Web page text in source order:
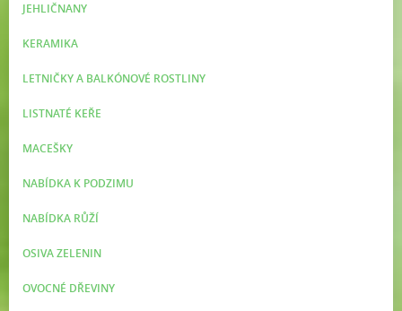
JEHLIČNANY
KERAMIKA
LETNIČKY A BALKÓNOVÉ ROSTLINY
LISTNATÉ KEŘE
MACEŠKY
NABÍDKA K PODZIMU
NABÍDKA RŮŽÍ
OSIVA ZELENIN
OVOCNÉ DŘEVINY